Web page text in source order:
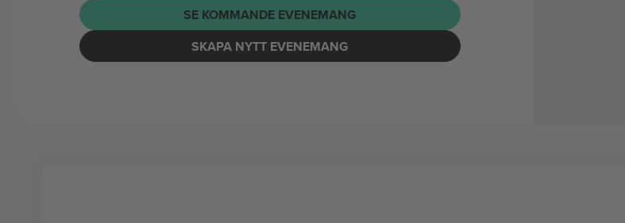
SE KOMMANDE EVENEMANG
SKAPA NYTT EVENEMANG